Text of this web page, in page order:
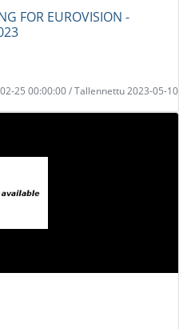
FOR EUROVISION -
25 00:00:00 / Tallennettu 2023-05-10